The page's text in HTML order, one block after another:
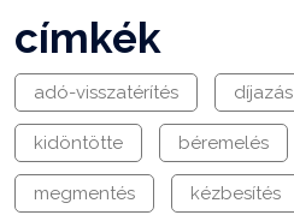
címkék
adó-visszatérítés díjazás
kidöntötte béremelés
megmentés kézbesítés